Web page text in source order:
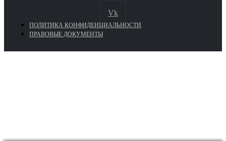
Vk
ПОЛИТИКА КОНФИДЕНЦИАЛЬНОСТИ
ПРАВОВЫЕ ДОКУМЕНТЫ